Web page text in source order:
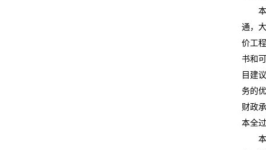
通，
价工
书和
目建
务的
财政
本全